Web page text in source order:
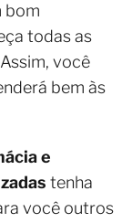
bom
todas as
você
bem às
e
tenha
você outros